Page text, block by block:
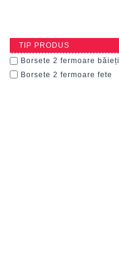
TIP PRODUS
Borsete 2 fermoare băieți
Borsete 2 fermoare fete